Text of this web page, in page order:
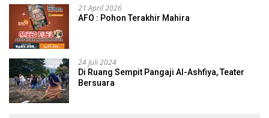
21 April 2026
AFO : Pohon Terakhir Mahira
24 Juli 2024
Di Ruang Sempit Pangaji Al-Ashfiya, Teater
Bersuara